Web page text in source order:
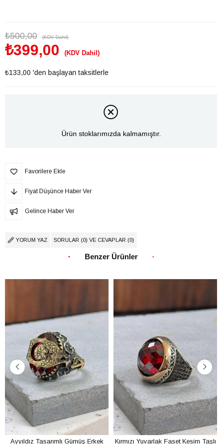
₺500,00 (KDV Dahil)
₺399,00 (KDV Dahil)
₺133,00 'den başlayan taksitlerle
Ürün stoklarımızda kalmamıştır.
Favorilere Ekle
Fiyat Düşünce Haber Ver
Gelince Haber Ver
YORUM YAZ SORULAR (0) VE CEVAPLAR (0)
Benzer Ürünler
Ayyıldız Tasarımlı Gümüş Erkek
Kırmızı Yuvarlak Faset Kesim Taşlı